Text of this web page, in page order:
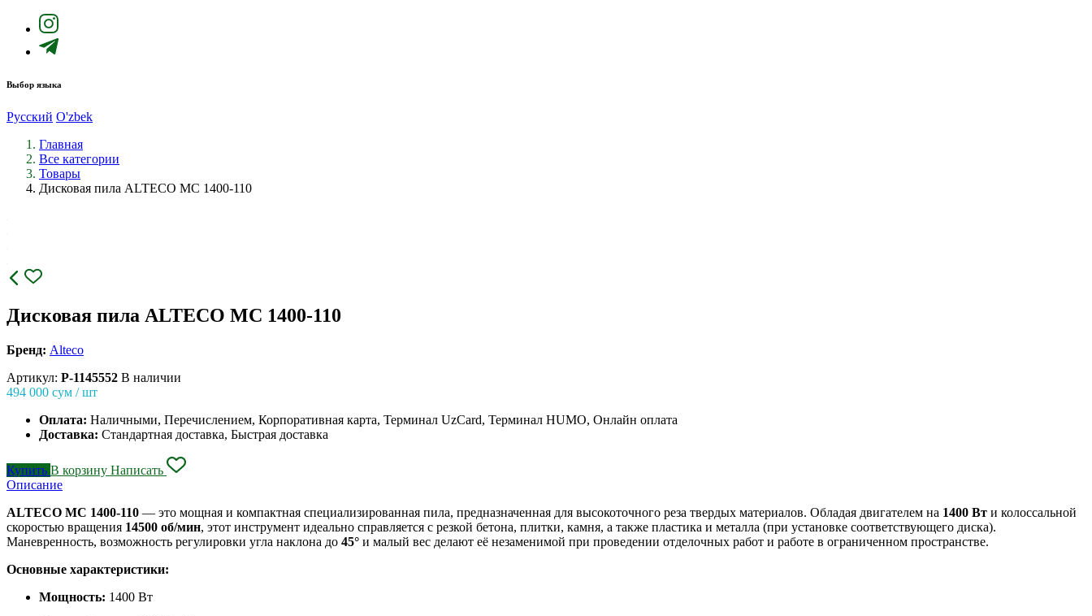
Выбор языка
Русский O'zbek
Главная
Все категории
Товары
Дисковая пила ALTECO MC 1400-110
Дисковая пила ALTECO MC 1400-110
Бренд: Alteco
Артикул: P-1145552 В наличии
494 000 сум / шт
Оплата: Наличными, Перечислением, Корпоративная карта, Терминал UzCard, Терминал HUMO, Онлайн оплата
Доставка: Стандартная доставка, Быстрая доставка
Купить В корзину Написать
Описание
ALTECO MC 1400-110 — это мощная и компактная специализированная пила, предназначенная для высокоточного реза твердых материалов. Обладая двигателем на 1400 Вт и колоссальной
скоростью вращения 14500 об/мин, этот инструмент идеально справляется с резкой бетона, плитки, камня, а также пластика и металла (при установке соответствующего диска).
Маневренность, возможность регулировки угла наклона до 45° и малый вес делают её незаменимой при проведении отделочных работ и работе в ограниченном пространстве.
Основные характеристики:
Мощность: 1400 Вт